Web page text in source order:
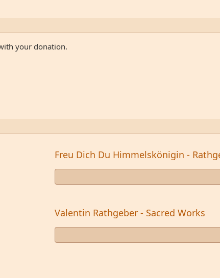
your donation.
Freu Dich Du Himmelskönigin -
Valentin Rathgeber - Sacred Works